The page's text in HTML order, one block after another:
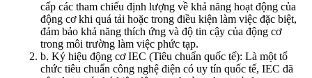
cấp các tham chiếu định lượng về khả năng hoạt động của
động cơ khi quá tải hoặc trong điều kiện làm việc đặc biệt,
đảm bảo khả năng thích ứng và độ tin cậy của động cơ
trong môi trường làm việc phức tạp.
b. Ký hiệu động cơ IEC (Tiêu chuẩn quốc tế): Là một tổ
chức tiêu chuẩn công nghệ điện có uy tín quốc tế, IEC đã